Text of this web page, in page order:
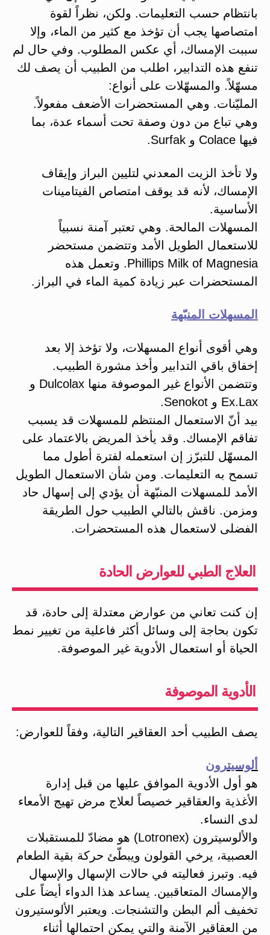
بانتظام حسب التعليمات. ولكن، نظراً لقوة
امتصاصها يجب أن تؤخذ مع كثير من الماء، وإلا
سببت الإمساك، أي عكس المطلوب. وفي حال لم
تنفع هذه التدابير، اطلب من الطبيب أن يصف لك
مسهّلاً. والمسهّلات على أنواع:
المليّنات. وهي المستحضرات الأضعف مفعولاً.
وهي تباع من دون وصفة تحت أسماء عدة، بما
فيها Colace و Surfak.
ولا تأخذ الزيت المعدني لتليين البراز وإيقاف
الإمساك، لأنه قد يوقف امتصاص الفيتامينات
الأساسية.
المسهلات المالحة. وهي تعتبر آمنة نسبياً
للاستعمال الطويل الأمد وتتضمن مستحضر
Phillips Milk of Magnesia. وتعمل هذه
المستحضرات عبر زيادة كمية الماء في البراز.
المسهلات المنبّهة
وهي أقوى أنواع المسهلات، ولا تؤخذ إلا بعد
إخفاق باقي التدابير وأخذ مشورة الطبيب.
وتتضمن الأنواع غير الموصوفة منها Dulcolax و
Ex.Lax و Senokot.
بيد أنّ الاستعمال المنتظم للمسهلات قد يسبب
تفاقم الإمساك. وقد يأخذ المريض بالاعتماد على
المسهّل للتبرّز إن استعمله لفترة أطول مما
تسمح به التعليمات. ومن شأن الاستعمال الطويل
الأمد للمسهلات المنبّهة أن يؤدي إلى إسهال حاد
ومزمن. ناقش بالتالي الطبيب حول الطريقة
الفضلى لاستعمال هذه المستحضرات.
العلاج الطبي للعوارض الحادة
إن كنت تعاني من عوارض معتدلة إلى حادة، قد
تكون بحاجة إلى وسائل أكثر فاعلية من تغيير نمط
الحياة أو استعمال الأدوية غير الموصوفة.
الأدوية الموصوفة
يصف الطبيب أحد العقاقير التالية، وفقاً للعوارض:
ألوسيترون
هو أول الأدوية الموافق عليها من قبل إدارة
الأغذية والعقاقير خصيصاً لعلاج مرض تهيج الأمعاء
لدى النساء.
والألوسيترون (Lotronex) هو مضادّ للمستقبلات
العصبية، يرخي القولون ويبطّئ حركة بقية الطعام
فيه. وتبرز فعاليته في حالات الإسهال والإسهال
والإمساك المتعاقبين. يساعد هذا الدواء أيضاً على
تخفيف ألم البطن والتشنجات. ويعتبر الألوستيرون
من العقاقير الآمنة والتي يمكن احتمالها أثناء